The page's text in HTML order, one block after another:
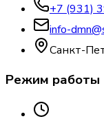
+7 (931)
info-
Санкт-
Режим работы